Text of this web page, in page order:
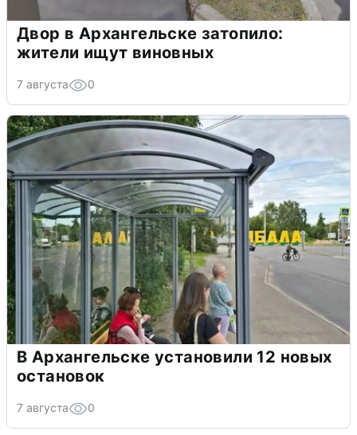
Двор в Архангельске затопило:
жители ищут виновных
7 августа 0
В Архангельске установили 12 новых
остановок
7 августа 0